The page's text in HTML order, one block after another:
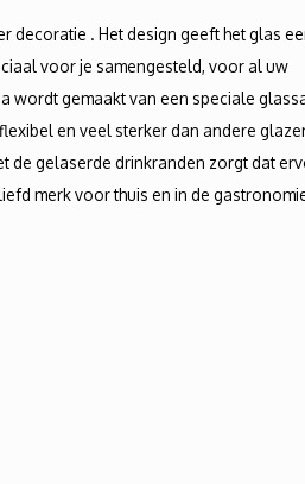
decoratie . Het design geeft het glas
voor je samengesteld, voor al uw
wordt gemaakt van een speciale
en veel sterker dan andere
de gelaserde drinkranden zorgt dat
merk voor thuis en in de